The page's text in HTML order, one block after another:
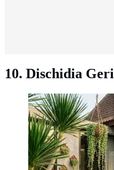
10. Dischidia Geri